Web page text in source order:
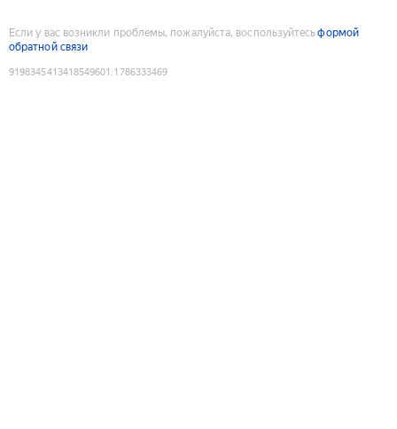
Если у вас возникли проблемы, пожалуйста, воспользуйтесьформой
обратной связи
9198345413418549601 :1786333469